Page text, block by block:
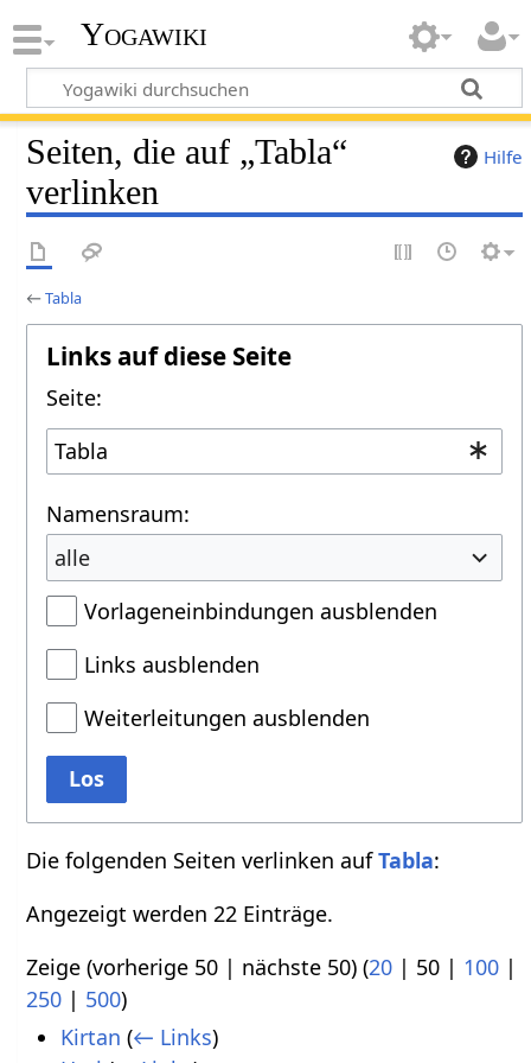
Yogawiki
Hilfe
Seiten, die auf „Tabla“
verlinken
←Tabla
Links auf diese Seite
Seite:
Namensraum:
alle
Vorlageneinbindungen ausblenden
Links ausblenden
Weiterleitungen ausblenden
Los
Die folgenden Seiten verlinken aufTabla:
Angezeigt werden 22 Einträge.
Zeige (vorherige 50 | nächste 50) (20 | 50 | 100 |
250 | 500)
Kirtan (← Links)